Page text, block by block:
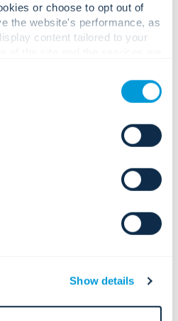
or choose to opt out of
the website's performance, as
content tailored to your
below for more information
with.
Show details
가 높은 대중교통 환경
을 통합합니다.
와 자동화된 감사 준비
가진 대규모 분산 환경.